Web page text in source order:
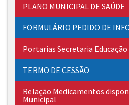
PLANO MUNICIPAL DE SAÚDE
FORMULÁRIO PEDIDO DE
Portarias Secretaria Educação
TERMO DE CESSÃO
Relação Medicamentos
Municipal